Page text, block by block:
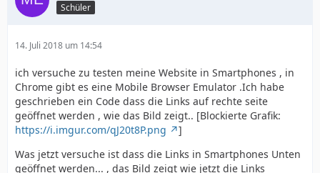
Schüler
14. Juli 2018 um 14:54
ich versuche zu testen meine Website in Smartphones , in
Chrome gibt es eine Mobile Browser Emulator .Ich habe
geschrieben ein Code dass die Links auf rechte seite
geöffnet werden , wie das Bild zeigt.. [Blockierte Grafik:
https://i.imgur.com/qJ20t8P.png
]
Was jetzt versuche ist dass die Links in Smartphones Unten
geöffnet werden... , das Bild zeigt wie jetzt die Links